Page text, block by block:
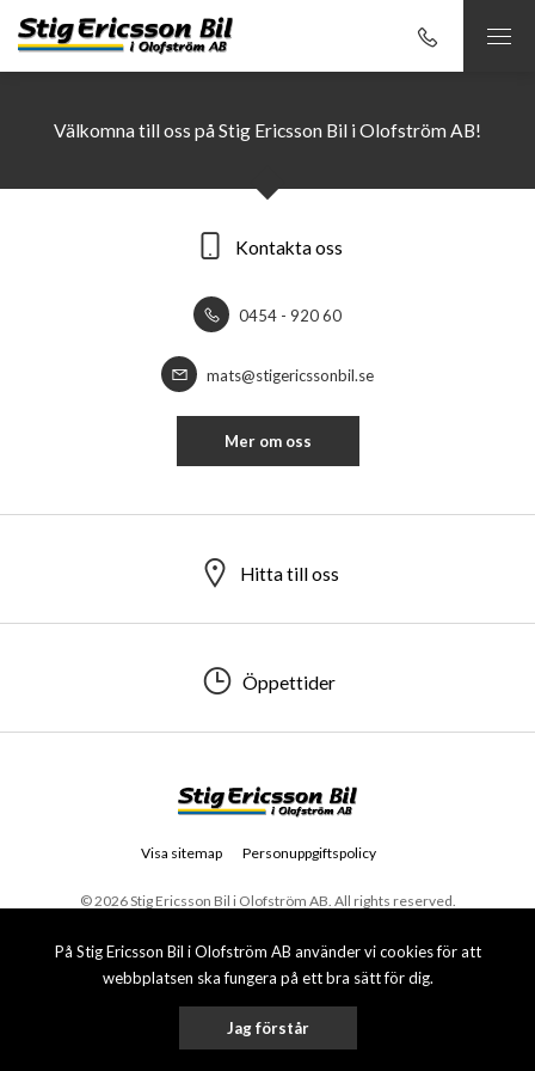
På Stig Ericsson Bil i Olofström AB använder vi cookies för att
webbplatsen ska fungera på ett bra sätt för dig.
Jag förstår
Välkomna till oss på Stig Ericsson Bil i Olofström AB!
Kontakta oss
0454 - 920 60
mats@stigericssonbil.se
Mer om oss
Hitta till oss
Öppettider
© 2026 Stig Ericsson Bil i Olofström AB. All rights reserved.
Visa sitemap Personuppgiftspolicy